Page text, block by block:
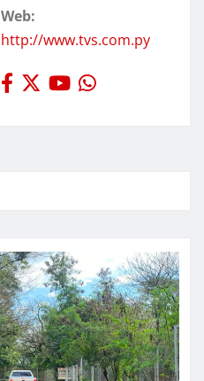
Web:
http://www.tvs.com.py